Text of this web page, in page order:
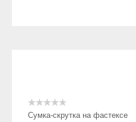
Сумка-скрутка на фастексе